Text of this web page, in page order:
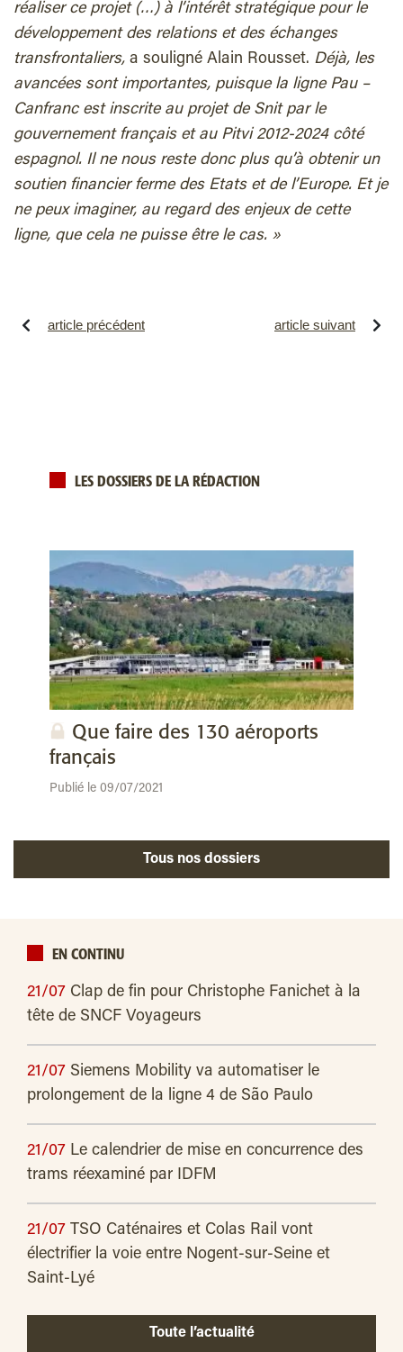
réaliser ce projet (…) à l’intérêt stratégique pour le
développement des relations et des échanges
transfrontaliers, a souligné Alain Rousset. Déjà, les
avancées sont importantes, puisque la ligne Pau –
Canfranc est inscrite au projet de Snit par le
gouvernement français et au Pitvi 2012-2024 côté
espagnol. Il ne nous reste donc plus qu’à obtenir un
soutien financier ferme des Etats et de l’Europe. Et je
ne peux imaginer, au regard des enjeux de cette
ligne, que cela ne puisse être le cas. »
article précédent article suivant
LES DOSSIERS DE LA RÉDACTION
Que faire des 130 aéroports
français
Publié le 09/07/2021
Tous nos dossiers
EN CONTINU
21/07 Clap de fin pour Christophe Fanichet à la
tête de SNCF Voyageurs
21/07 Siemens Mobility va automatiser le
prolongement de la ligne 4 de São Paulo
21/07 Le calendrier de mise en concurrence des
trams réexaminé par IDFM
21/07 TSO Caténaires et Colas Rail vont
électrifier la voie entre Nogent-sur-Seine et
Saint-Lyé
Toute l’actualité